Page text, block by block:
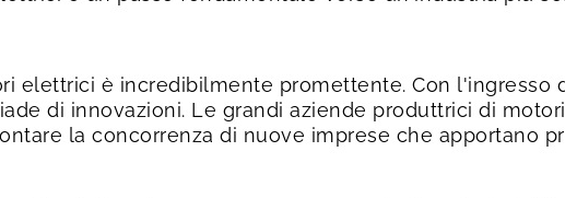
elettrici è incredibilmente promettente. Con l'ingresso
di innovazioni. Le grandi aziende produttrici di
la concorrenza di nuove imprese che apportano